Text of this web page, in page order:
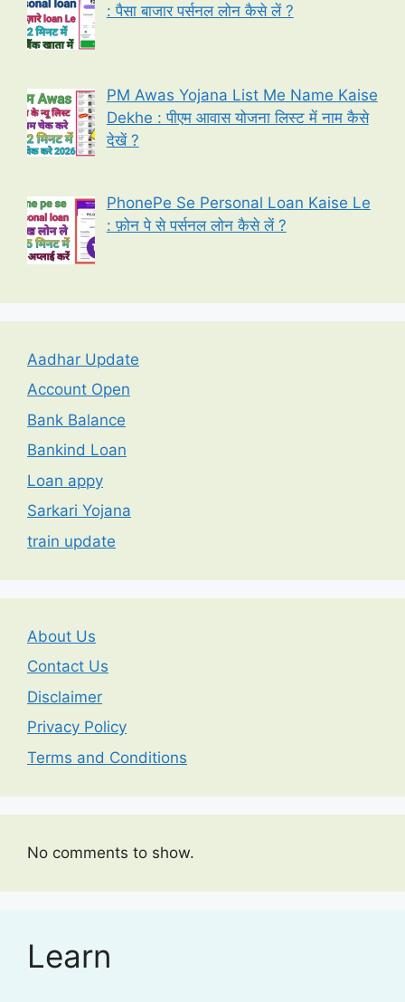
: पैसा बाजार पर्सनल लोन कैसे लें ?
PM Awas Yojana List Me Name Kaise
Dekhe : पीएम आवास योजना लिस्ट में नाम कैसे
देखें ?
PhonePe Se Personal Loan Kaise Le
: फ़ोन पे से पर्सनल लोन कैसे लें ?
Aadhar Update
Account Open
Bank Balance
Bankind Loan
Loan appy
Sarkari Yojana
train update
About Us
Contact Us
Disclaimer
Privacy Policy
Terms and Conditions
No comments to show.
Learn